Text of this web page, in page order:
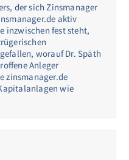
der sich Zinsmanager
aktiv
inzwischen fest steht,
worauf Dr. Späth
Anleger
zinsmanager.de
wie